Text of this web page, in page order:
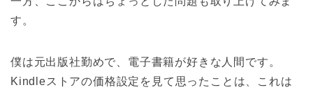
す。
僕は元出版社勤めで、電子書籍が好きな人間です。
Kindleストアの価格設定を見て思ったことは、これは